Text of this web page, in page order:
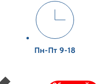
Пн-Пт 9-18